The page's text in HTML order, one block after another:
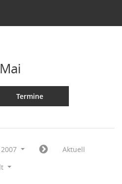
Termine
2007
Aktuell